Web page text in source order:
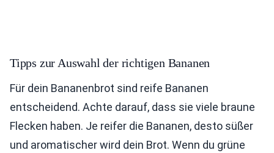
Tipps zur Auswahl der richtigen Bananen
Für dein Bananenbrot sind reife Bananen
entscheidend. Achte darauf, dass sie viele braune
Flecken haben. Je reifer die Bananen, desto süßer
und aromatischer wird dein Brot. Wenn du grüne